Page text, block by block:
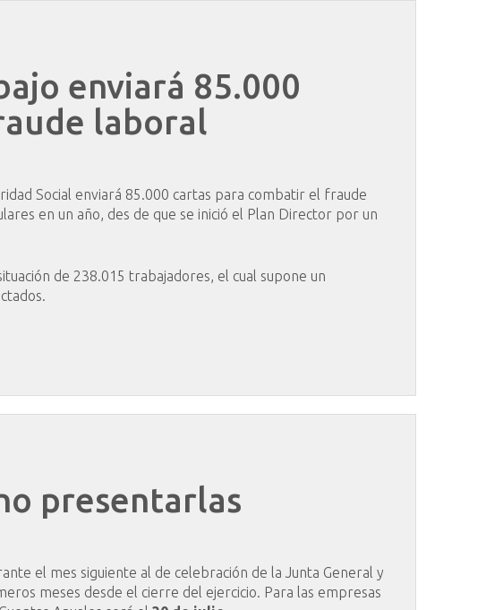
enviará 85.000
laboral
Social enviará 85.000 cartas para combatir el fraude
en un año, des de que se inició el Plan Director por un
de 238.015 trabajadores, el cual supone un
presentarlas
el mes siguiente al de celebración de la Junta General y
meses desde el cierre del ejercicio. Para las empresas